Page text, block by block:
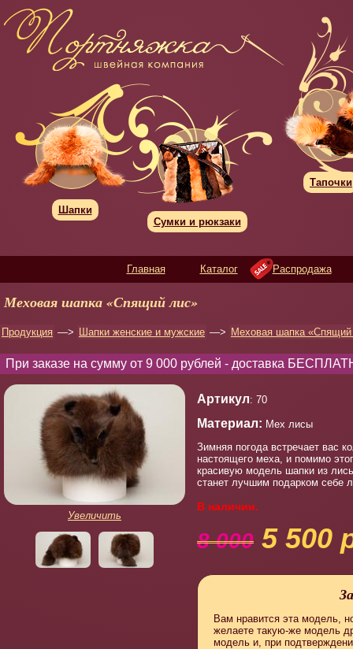
Шапки
Сумки и рюкзаки
Тапочки
Главная Каталог Распродажа
Меховая шапка «Спящий лис»
Продукция —> Шапки женские и мужские —> Меховая шапка
При заказе на сумму от 9 000 рублей - доставка
Увеличить
Артикул: 70
Материал: Мех лисы
Зимняя погода встречает вас
настоящего меха, и помимо
красивую модель шапки из
станет лучшим подарком себе
В наличии.
8 000 5 500
Вам нравится эта модель,
желаете такую-же модель
модель и, при